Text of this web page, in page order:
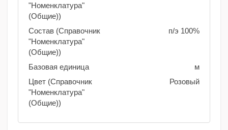
"Номенклатура"
(Общие))
Состав (Справочник
"Номенклатура"
(Общие))
п/э 100%
Базовая единица
м
Цвет (Справочник
"Номенклатура"
(Общие))
Розовый